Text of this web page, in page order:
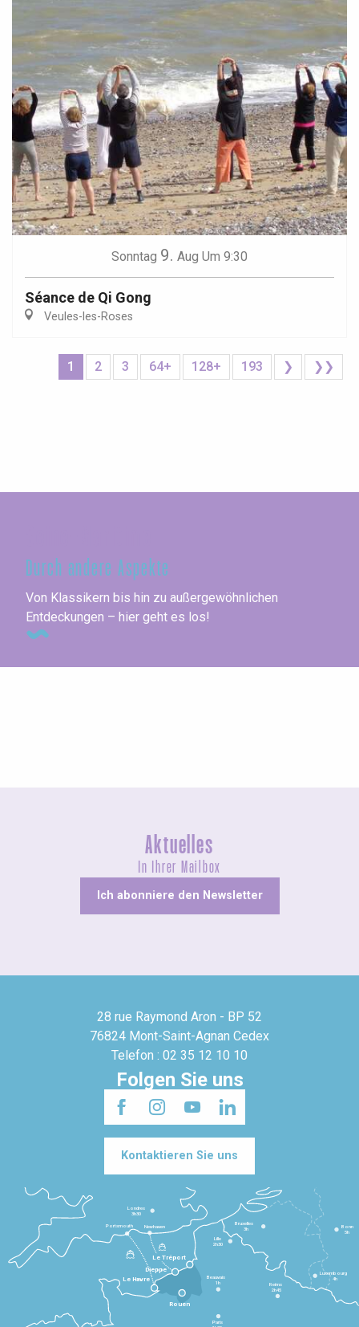
Sonntag 9. Aug Um 9:30
Séance de Qi Gong
Veules-les-Roses
1 2 3 64+ 128+ 193 ❯ ❯❯
Durch andere Aspekte
Von Klassikern bis hin zu außergewöhnlichen
Entdeckungen – hier geht es los!
Aktuelles
In Ihrer Mailbox
Ich abonniere den Newsletter
28 rue Raymond Aron - BP 52
76824 Mont-Saint-Agnan Cedex
Telefon : 02 35 12 10 10
Folgen Sie uns
Kontaktieren Sie uns
Le Havre
Dieppe
Le Tréport
Paris
Beauvais
1h
Reims
2h45
Lille
2h30
Bruxelles
3h
Londres
3h30
Newhaven
Portsmouth
Bonn
5h
Luxembourg
4h
Rouen